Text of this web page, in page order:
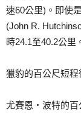
速60公里)。即使
(John R.
時24.1至40.2公里
獵豹的百公尺短程
尤賽恩‧波特的百